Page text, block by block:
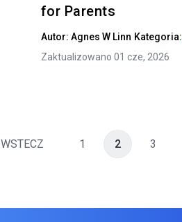
for Parents
Autor: Agnes W Linn Kategoria:
Zaktualizowano 01 cze, 2026
WSTECZ 1 2 3